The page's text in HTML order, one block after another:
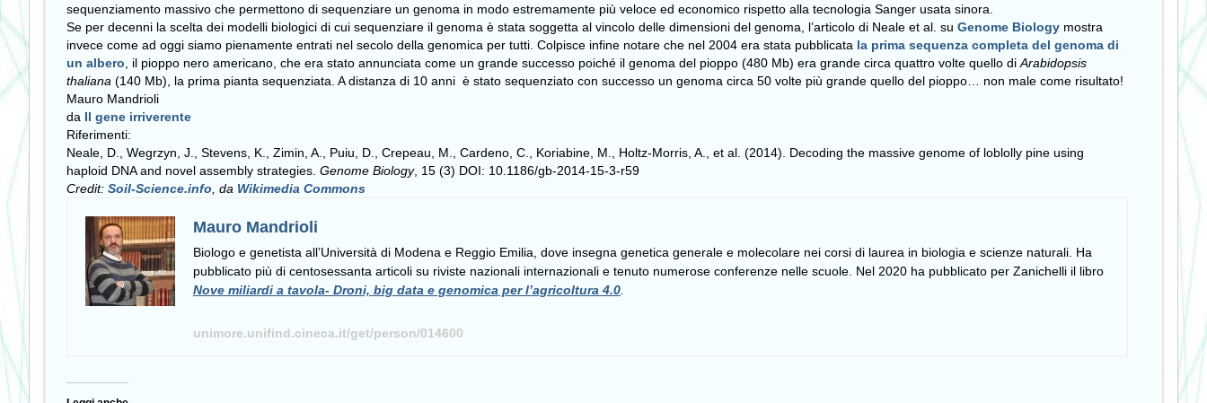
sequenziamento massivo che permettono di sequenziare un genoma in modo estremamente più veloce ed economico rispetto alla tecnologia Sanger usata sinora.
Se per decenni la scelta dei modelli biologici di cui sequenziare il genoma è stata soggetta al vincolo delle dimensioni del genoma, l’articolo di Neale et al. su Genome Biology mostra
invece come ad oggi siamo pienamente entrati nel secolo della genomica per tutti. Colpisce infine notare che nel 2004 era stata pubblicata la prima sequenza completa del genoma di
un albero , il pioppo nero americano, che era stato annunciata come un grande successo poiché il genoma del pioppo (480 Mb) era grande circa quattro volte quello di Arabidopsis
thaliana (140 Mb), la prima pianta sequenziata. A distanza di 10 anni è stato sequenziato con successo un genoma circa 50 volte più grande quello del pioppo… non male come risultato!
Mauro Mandrioli
da Il gene irriverente
Riferimenti:
Neale, D., Wegrzyn, J., Stevens, K., Zimin, A., Puiu, D., Crepeau, M., Cardeno, C., Koriabine, M., Holtz-Morris, A., et al. (2014). Decoding the massive genome of loblolly pine using
haploid DNA and novel assembly strategies. Genome Biology, 15 (3) DOI: 10.1186/gb-2014-15-3-r59
Credit: Soil-Science.info , da Wikimedia Commons
Mauro Mandrioli
Biologo e genetista all’Università di Modena e Reggio Emilia, dove insegna genetica generale e molecolare nei corsi di laurea in biologia e scienze naturali. Ha
pubblicato più di centosessanta articoli su riviste nazionali internazionali e tenuto numerose conferenze nelle scuole. Nel 2020 ha pubblicato per Zanichelli il libro
Nove miliardi a tavola- Droni, big data e genomica per l’agricoltura 4.0
unimore.unifind.cineca.it/get/person/014600